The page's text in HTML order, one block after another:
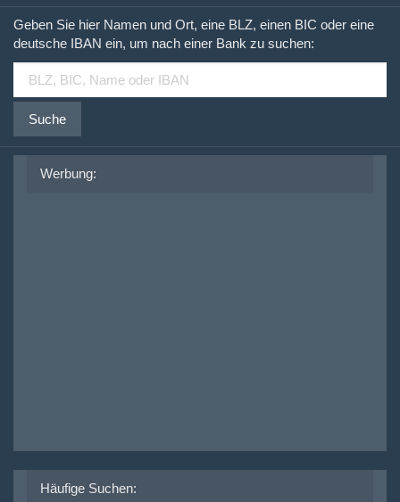
Geben Sie hier Namen und Ort, eine BLZ, einen BIC oder eine
deutsche IBAN ein, um nach einer Bank zu suchen:
Suche
Werbung:
Häufige Suchen: